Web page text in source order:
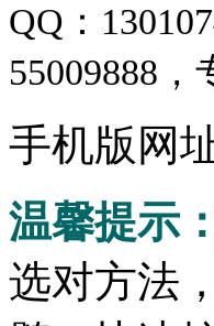
QQ：
55009888
手机版网
温馨提示：
选对方法